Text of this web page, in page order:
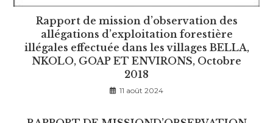
Rapport de mission d’observation des
allégations d’exploitation forestière
illégales effectuée dans les villages BELLA,
NKOLO, GOAP ET ENVIRONS, Octobre
2018
11 août 2024